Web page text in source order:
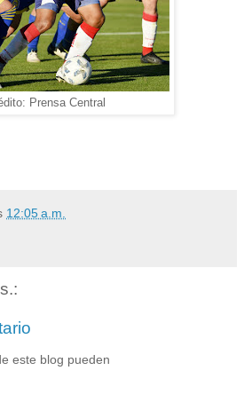
Prensa Central
12:05 a.m.
este blog pueden